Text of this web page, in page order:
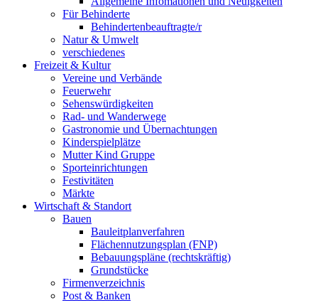
Für Behinderte
Behindertenbeauftragte/r
Natur & Umwelt
verschiedenes
Freizeit & Kultur
Vereine und Verbände
Feuerwehr
Sehenswürdigkeiten
Rad- und Wanderwege
Gastronomie und Übernachtungen
Kinderspielplätze
Mutter Kind Gruppe
Sporteinrichtungen
Festivitäten
Märkte
Wirtschaft & Standort
Bauen
Bauleitplanverfahren
Flächennutzungsplan (FNP)
Bebauungspläne (rechtskräftig)
Grundstücke
Firmenverzeichnis
Post & Banken